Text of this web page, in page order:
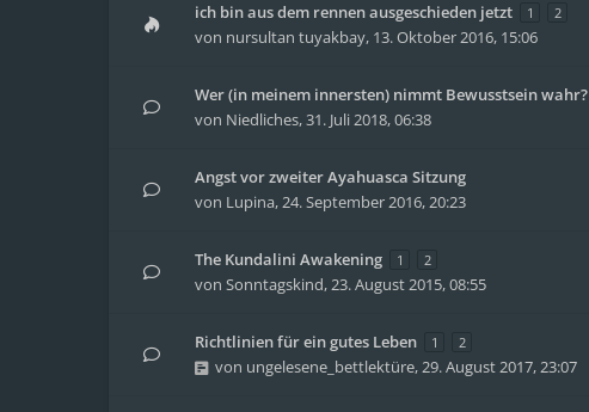
ich bin aus dem rennen ausgeschieden jetzt 1 2
von nursultan tuyakbay, 13. Oktober 2016, 15:06
Wer (in meinem innersten) nimmt Bewusstsein wahr?
von Niedliches,31. Juli 2018, 06:38
Angst vor zweiter Ayahuasca Sitzung
von Lupina,24. September 2016, 20:23
The Kundalini Awakening 1 2
von Sonntagskind,23. August 2015, 08:55
Richtlinien für ein gutes Leben 1 2
von ungelesene_bettlektüre,29. August 2017, 23:07